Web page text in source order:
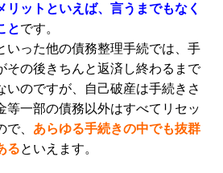
リットといえば、言うまでもなく
とです。
いった他の債務整理手続では、手
その後きちんと返済し終わるまで
いのですが、自己破産は手続きさ
等一部の債務以外はすべてリセッ
、 あらゆる手続きの中でも抜群
るといえます。